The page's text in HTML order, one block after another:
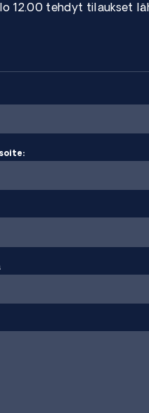
12.00 tehdyt tilaukset